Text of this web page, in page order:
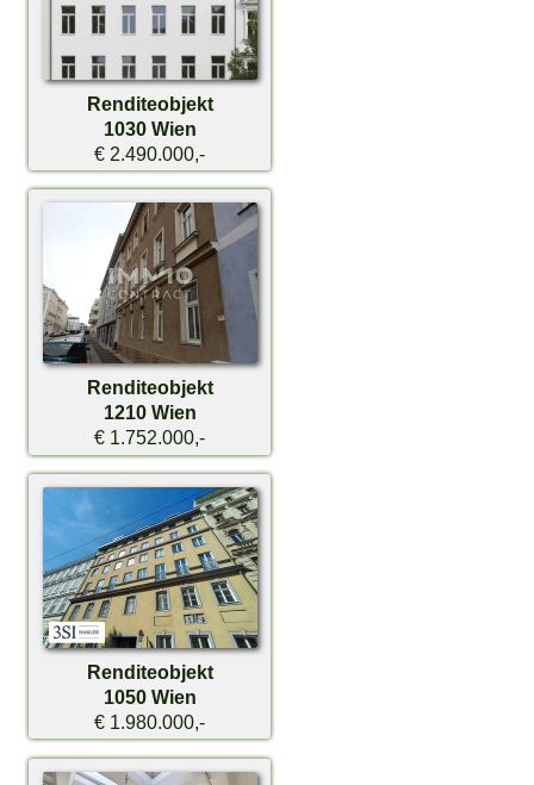
Renditeobjekt
1030 Wien
€ 2.490.000,-
Renditeobjekt
1210 Wien
€ 1.752.000,-
Renditeobjekt
1050 Wien
€ 1.980.000,-